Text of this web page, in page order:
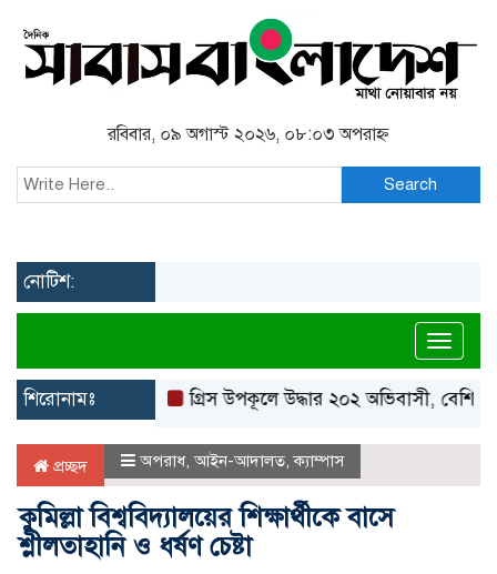
রবিবার, ০৯ অগাস্ট ২০২৬, ০৮:০৩ অপরাহ্ন
Search
নোটিশ:
শিরোনামঃ গ্রিস উপকূলে উদ্ধার ২০২ অভিবাসী, বেশিরভাগই
প্রচ্ছদ অপরাধ, আইন-আদালত,ক্যাম্পাস
কুমিল্লা বিশ্ববিদ্যালয়ের শিক্ষার্থীকে বাসে
শ্লীলতাহানি ও ধর্ষণ চেষ্টা